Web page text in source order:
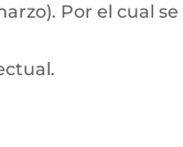
Por el cual